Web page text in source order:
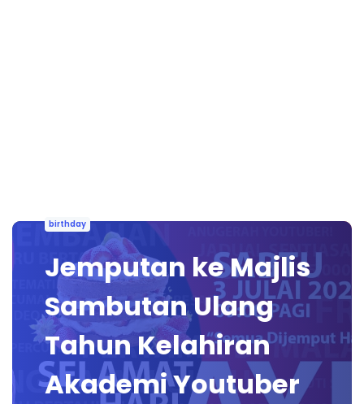
birthday
Jemputan ke Majlis
Sambutan Ulang
Tahun Kelahiran
Akademi Youtuber